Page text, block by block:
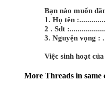
Bạn nào muốn
1. Họ tên
2 . Sdt
3. Nguyện vọng :
Việc sinh hoạt
More Threads in same